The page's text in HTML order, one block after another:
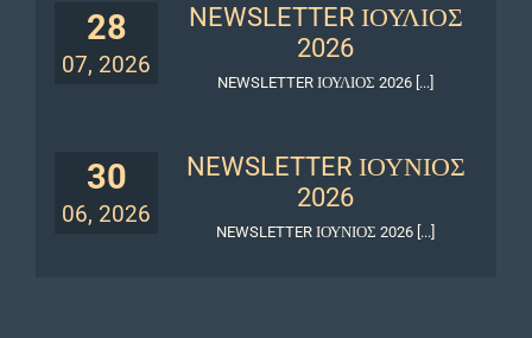
28
07, 2026
NEWSLETTER ΙΟΥΛΙΟΣ
2026
NEWSLETTER ΙΟΥΛΙΟΣ 2026 [...]
30
06, 2026
NEWSLETTER ΙΟΥΝΙΟΣ
2026
NEWSLETTER ΙΟΥΝΙΟΣ 2026 [...]